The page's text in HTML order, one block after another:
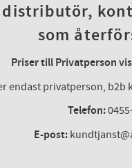
distributör,
som
Priser till Privatperson
endast privatperson,
Telefon:
E-post: